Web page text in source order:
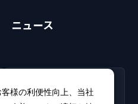
ニュース
CLUB PHI（会員専
様の利便性向上、当社